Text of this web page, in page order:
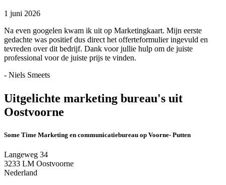
1 juni 2026
Na even googelen kwam ik uit op Marketingkaart. Mijn eerste
gedachte was positief dus direct het offerteformulier ingevuld en
tevreden over dit bedrijf. Dank voor jullie hulp om de juiste
professional voor de juiste prijs te vinden.
- Niels Smeets
Uitgelichte marketing bureau's uit
Oostvoorne
Some Time Marketing en communicatiebureau op Voorne- Putten
Langeweg 34
3233 LM Oostvoorne
Nederland